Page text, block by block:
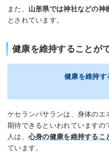
また、 山形県では神社などの神
とされています。
健康を維持することが
健康を維持す
ケセランパサランは、身体の
期待できるといわれていますの
人は、 心身の健康を維持するこ
ています。